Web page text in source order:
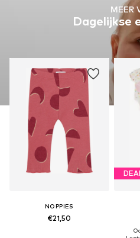
MEER
Dagelijkse
NOPPIES
€21,50